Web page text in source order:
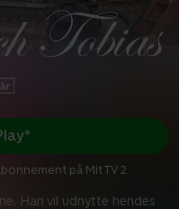
Han vil udnytte hendes
på Mit TV 2.